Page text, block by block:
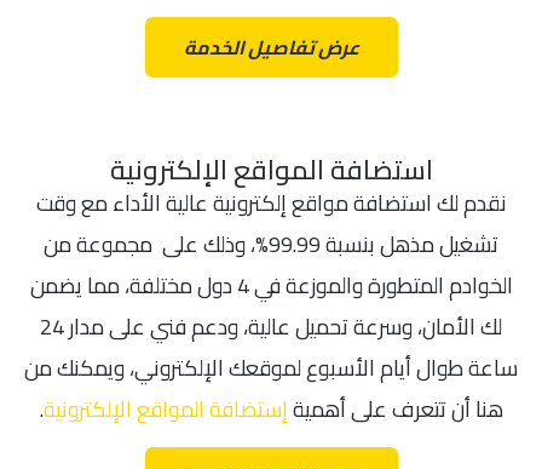
عرض تفاصيل الخدمة
استضافة المواقع الإلكترونية
نقدم لك استضافة مواقع إلكترونية عالية الأداء مع وقت
تشغيل مذهل بنسبة 99.99%، وذلك على مجموعة من
الخوادم المتطورة والموزعة في 4 دول مختلفة، مما يضمن
لك الأمان، وسرعة تحميل عالية، ودعم فني على مدار 24
ساعة طوال أيام الأسبوع لموقعك الإلكتروني، ويمكنك من
هنا أن تتعرف على أهميةإستضافة المواقع الإلكترونية.